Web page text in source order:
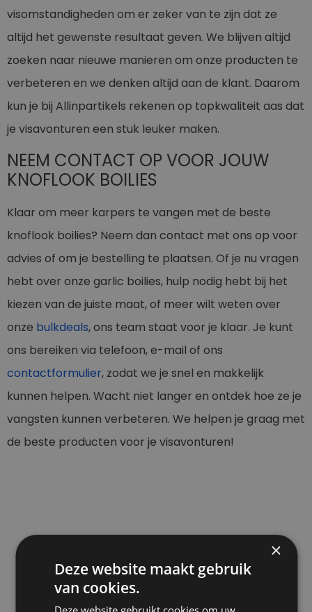
visomstandigheden om er zeker van te zijn dat ze
altijd het gewenste resultaat geven. We blijven altijd
zoeken naar nieuwe manieren om onze producten te
verbeteren en we denken altijd aan de klant. Daarom
kun je bij Allinpartikels rekenen op topkwaliteit aas dat
je visavonturen een stuk leuker maken.
NEEM CONTACT OP VOOR JOUW
KNOFLOOK BOILIES
Klaar om meer karpers te vangen met de beste
knoflook boilies? Neem dan contact met ons op voor
advies of om je bestelling te plaatsen. Of je nu vragen
hebt over onze garlic boilies, hulp nodig hebt bij het
kiezen van de juiste maat, of meer wilt weten over
onze bulkdeals, ons team staat voor je klaar. Je kunt
ons bereiken via telefoon, e-mail of ons
contactformulier, zodat we je snel en makkelijk
kunnen helpen. Wacht niet langer en ontdek hoe ze je
vangsten kunnen verbeteren. We helpen je graag met
de beste producten voor je visavonturen!
Alle genoemde prijzen zijn inclusief 21% btw.
Klik hier voor levertijd en verzendkosten
×
Deze website maakt gebruik
van cookies.